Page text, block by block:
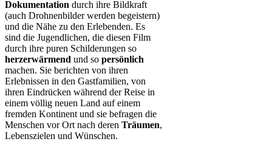
Dokumentation durch ihre Bildkraft
(auch Drohnenbilder werden begeistern)
und die Nähe zu den Erlebenden. Es
sind die Jugendlichen, die diesen Film
durch ihre puren Schilderungen so
herzerwärmend und so persönlich
machen. Sie berichten von ihren
Erlebnissen in den Gastfamilien, von
ihren Eindrücken während der Reise in
einem völlig neuen Land auf einem
fremden Kontinent und sie befragen die
Menschen vor Ort nach deren Träumen,
Lebenszielen und Wünschen.